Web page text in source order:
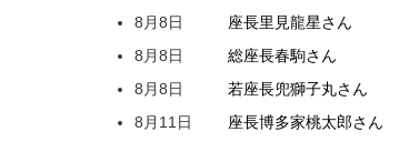
8月8日
座長里見龍星さん
8月8日
総座長春駒さん
8月8日
若座長兜獅子丸さん
8月11日
座長博多家桃太郎さん